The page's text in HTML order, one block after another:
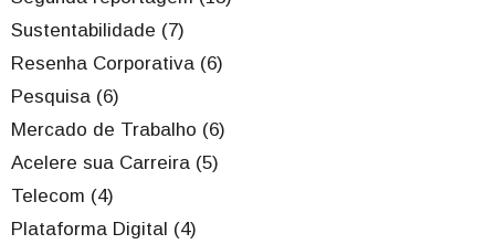
Sustentabilidade (7)
Resenha Corporativa (6)
Pesquisa (6)
Mercado de Trabalho (6)
Acelere sua Carreira (5)
Telecom (4)
Plataforma Digital (4)